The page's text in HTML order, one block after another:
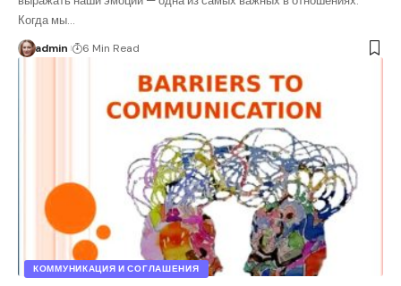
Когда мы…
admin 6 Min Read
КОММУНИКАЦИЯ И СОГЛАШЕНИЯ